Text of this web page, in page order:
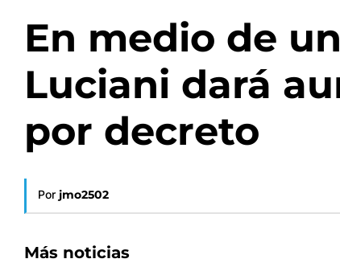
En medio de
Luciani dará
por decreto
Por jmo2502
Más noticias